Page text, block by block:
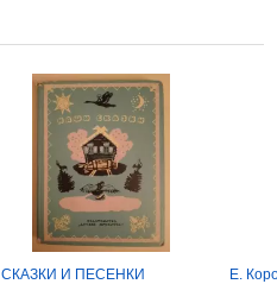
СКАЗКИ И ПЕСЕНКИ
Е.